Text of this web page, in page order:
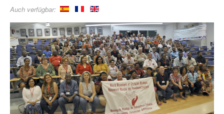
Auch verfügbar: